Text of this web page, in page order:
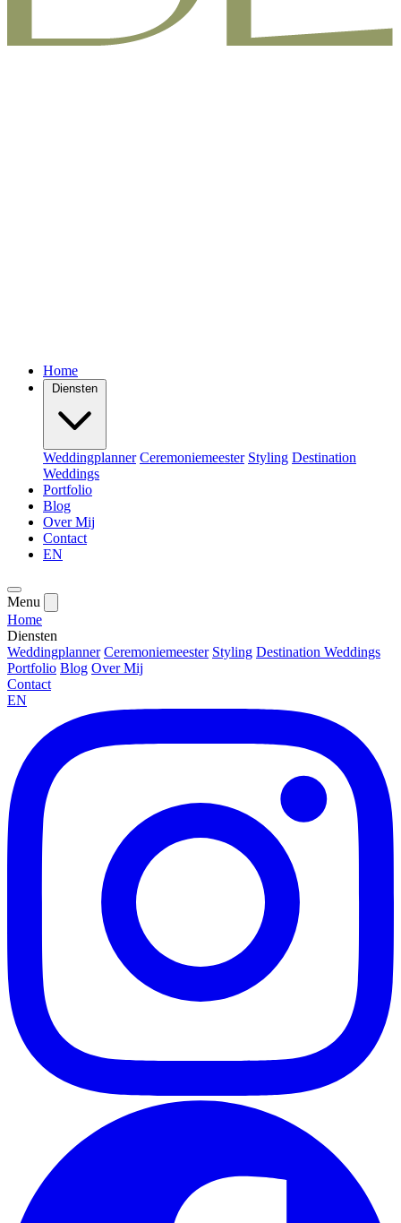
Home
Diensten
Weddingplanner Ceremoniemeester Styling Destination
Weddings
Portfolio
Blog
Over Mij
Contact
EN
Menu
Home
Diensten
Weddingplanner Ceremoniemeester Styling Destination Weddings
Portfolio Blog Over Mij
Contact
EN